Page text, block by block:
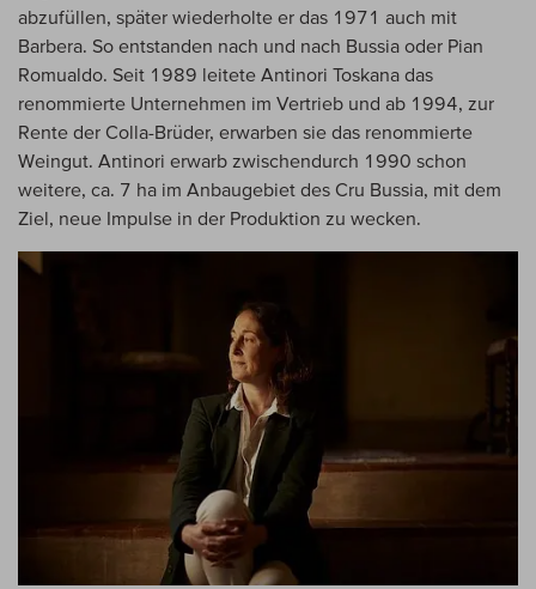
abzufüllen, später wiederholte er das 1971 auch mit
Barbera. So entstanden nach und nach Bussia oder Pian
Romualdo. Seit 1989 leitete Antinori Toskana das
renommierte Unternehmen im Vertrieb und ab 1994, zur
Rente der Colla-Brüder, erwarben sie das renommierte
Weingut. Antinori erwarb zwischendurch 1990 schon
weitere, ca. 7 ha im Anbaugebiet des Cru Bussia, mit dem
Ziel, neue Impulse in der Produktion zu wecken.